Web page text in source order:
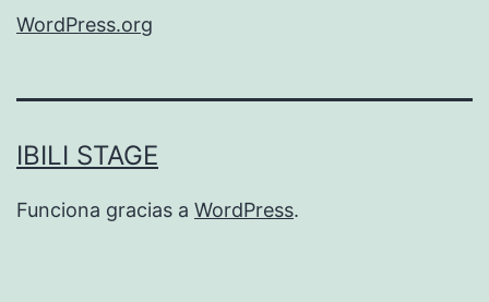
WordPress.org
IBILI STAGE
Funciona gracias a WordPress.